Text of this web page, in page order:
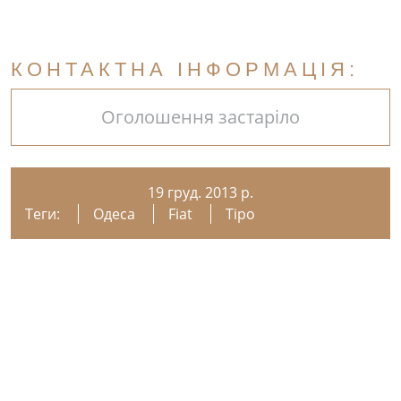
КОНТАКТНА ІНФОРМАЦІЯ:
Оголошення застаріло
19 груд. 2013 р.
Теги:
Одеса Fiat Tipo